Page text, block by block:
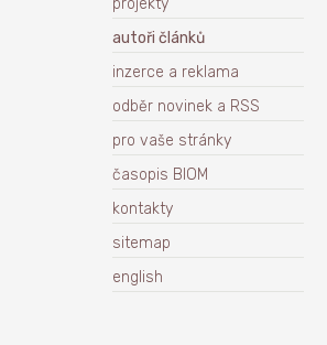
projekty
autoři článků
inzerce a reklama
odběr novinek a RSS
pro vaše stránky
časopis BIOM
kontakty
sitemap
english